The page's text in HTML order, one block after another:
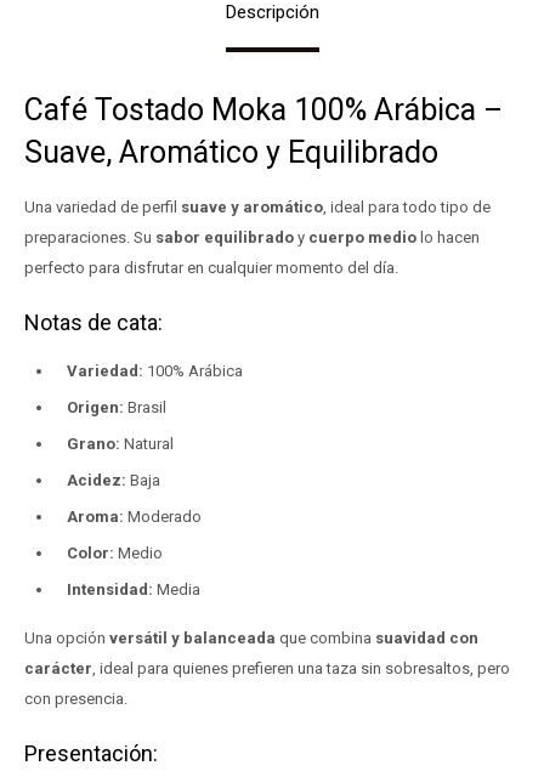
Descripción
Café Tostado Moka 100% Arábica –
Suave, Aromático y Equilibrado
Una variedad de perfil suave y aromático, ideal para todo tipo de
preparaciones. Su sabor equilibrado y cuerpo medio lo hacen
perfecto para disfrutar en cualquier momento del día.
Notas de cata:
Variedad: 100% Arábica
Origen: Brasil
Grano: Natural
Acidez: Baja
Aroma: Moderado
Color: Medio
Intensidad: Media
Una opción versátil y balanceada que combina suavidad con
carácter, ideal para quienes prefieren una taza sin sobresaltos, pero
con presencia.
Presentación: